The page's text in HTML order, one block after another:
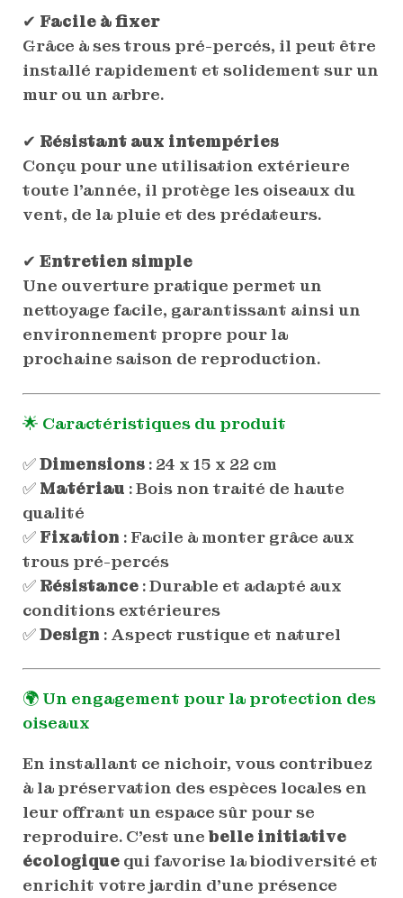
✔ Facile à fixer
Grâce à ses trous pré-percés, il peut être
installé rapidement et solidement sur un
mur ou un arbre.
✔ Résistant aux intempéries
Conçu pour une utilisation extérieure
toute l’année, il protège les oiseaux du
vent, de la pluie et des prédateurs.
✔ Entretien simple
Une ouverture pratique permet un
nettoyage facile, garantissant ainsi un
environnement propre pour la
prochaine saison de reproduction.
🌟 Caractéristiques du produit
✅Dimensions: 24 x 15 x 22 cm
✅ Matériau : Bois non traité de haute
qualité
✅ Fixation : Facile à monter grâce aux
trous pré-percés
✅ Résistance: Durable et adapté aux
conditions extérieures
✅Design : Aspect rustique et naturel
🌍 Un engagement pour la protection des
oiseaux
En installant ce nichoir, vous contribuez
à la préservation des espèces locales en
leur offrant un espace sûr pour se
reproduire. C’est unebelle initiative
écologiquequi favorise la biodiversité et
enrichit votre jardin d’une présence